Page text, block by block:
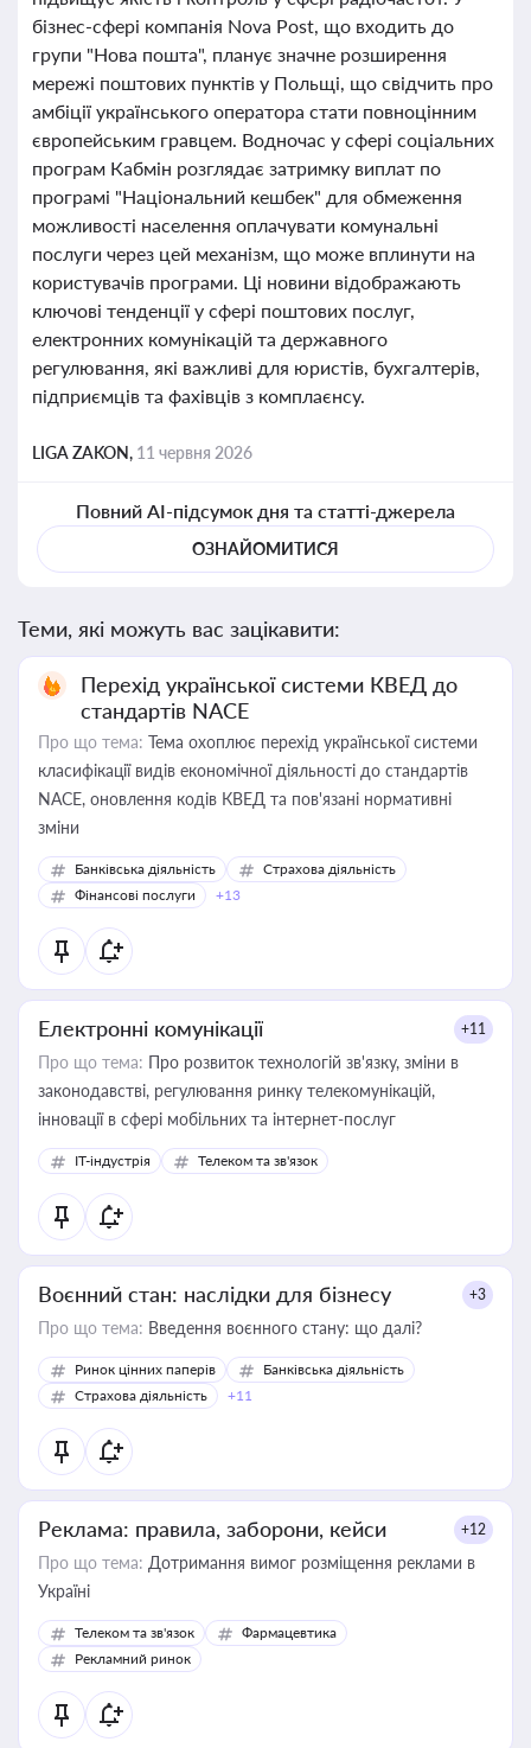
бізнес-сфері компанія Nova Post, що входить до
групи "Нова пошта", планує значне розширення
мережі поштових пунктів у Польщі, що свідчить про
амбіції українського оператора стати повноцінним
європейським гравцем. Водночас у сфері соціальних
програм Кабмін розглядає затримку виплат по
програмі "Національний кешбек" для обмеження
можливості населення оплачувати комунальні
послуги через цей механізм, що може вплинути на
користувачів програми. Ці новини відображають
ключові тенденції у сфері поштових послуг,
електронних комунікацій та державного
регулювання, які важливі для юристів, бухгалтерів,
підприємців та фахівців з комплаєнсу.
LIGA ZAKON, 11 червня 2026
Повний AI-підсумок дня та статті-джерела
ОЗНАЙОМИТИСЯ
Теми, які можуть вас зацікавити:
Перехід української системи КВЕД до
стандартів NACE
Про що тема: Тема охоплює перехід української системи
класифікації видів економічної діяльності до стандартів
NACE, оновлення кодів КВЕД та пов'язані нормативні
зміни
Банківська діяльність
Страхова діяльність
Фінансові послуги
+13
Електронні комунікації +11
Про що тема: Про розвиток технологій зв'язку, зміни в
законодавстві, регулювання ринку телекомунікацій,
інновації в сфері мобільних та інтернет-послуг
IT-індустрія Телеком та зв'язок
Воєнний стан: наслідки для бізнесу +3
Про що тема: Введення воєнного стану: що далі?
Ринок цінних паперів
Банківська діяльність
Страхова діяльність
+11
Реклама: правила, заборони, кейси +12
Про що тема: Дотримання вимог розміщення реклами в
Україні
Телеком та зв'язок
Фармацевтика
Рекламний ринок